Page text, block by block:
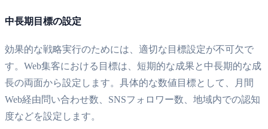
中長期目標の設定
効果的な戦略実行のためには、適切な目標設定が不可欠で
す。Web集客における目標は、短期的な成果と中長期的な成
長の両面から設定します。具体的な数値目標として、月間
Web経由問い合わせ数、SNSフォロワー数、地域内での認知
度などを設定します。